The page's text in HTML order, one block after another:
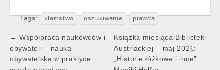
Tags: kłamstwo oszukiwanie prawda
Post
navigation
← Współpraca naukowców i
obywateli – nauka
obywatelska w praktyce:
Książka miesiąca Biblioteki
Austriackiej – maj 2026:
„Historie łóżkowe i inne”